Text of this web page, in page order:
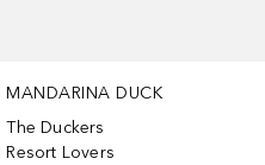
MANDARINA DUCK
The Duckers
Resort Lovers